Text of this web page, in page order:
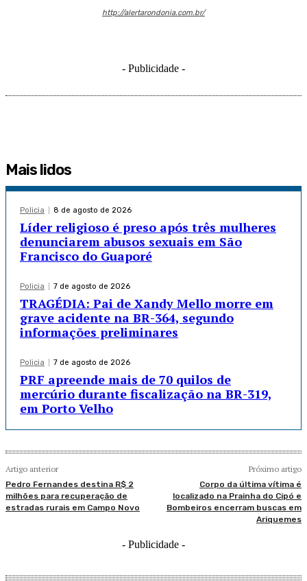
http://alertarondonia.com.br/
- Publicidade -
Mais lidos
Policia 8 de agosto de 2026
Líder religioso é preso após três mulheres
denunciarem abusos sexuais em São
Francisco do Guaporé
Policia 7 de agosto de 2026
TRAGÉDIA: Pai de Xandy Mello morre em
grave acidente na BR-364, segundo
informações preliminares
Policia 7 de agosto de 2026
PRF apreende mais de 70 quilos de
mercúrio durante fiscalização na BR-319,
em Porto Velho
Artigo anterior
Pedro Fernandes destina R$ 2
milhões para recuperação de
estradas rurais em Campo Novo
Próximo artigo
Corpo da última vítima é
localizado na Prainha do Cipó e
Bombeiros encerram buscas em
Ariquemes
- Publicidade -